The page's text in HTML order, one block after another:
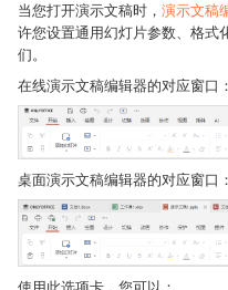
当您打开演示文稿时， 演示文稿
许您设置通用幻灯片参数、格式
们。
在线演示文稿编辑器的对应窗口：
桌面演示文稿编辑器的对应窗口：